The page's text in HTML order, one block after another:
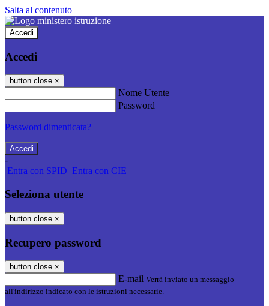
Salta al contenuto
Accedi
Accedi
button close ×
Nome Utente
Password
Password dimenticata?
-
Entra con SPID Entra con CIE
Seleziona utente
button close ×
Recupero password
button close ×
E-mail Verrà inviato un messaggio
all'indirizzo indicato con le istruzioni necessarie.